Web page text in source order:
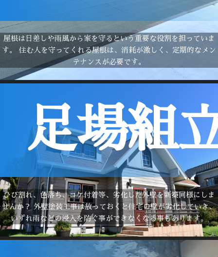
屋根は日差しや雨風から家を守るという重要な役割を担っていま
す。 住む人を守ってくれる屋根は、消耗が激しく、定期的なメン
テナンスが必要です。
足場組
ひび割れ、色落ち、コケ付着等、劣化した外壁を新築同様にしま
せんか？ 外壁塗装工事は放っておくと住宅の壁が劣化していき、
いずれ雨などの浸入を防ぐ事ができなくなる事もあります。